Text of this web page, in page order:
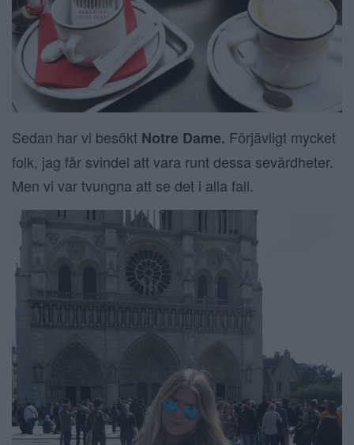
Sedan har vi besökt Notre Dame. Förjävligt mycket
folk, jag får svindel att vara runt dessa sevärdheter.
Men vi var tvungna att se det i alla fall.